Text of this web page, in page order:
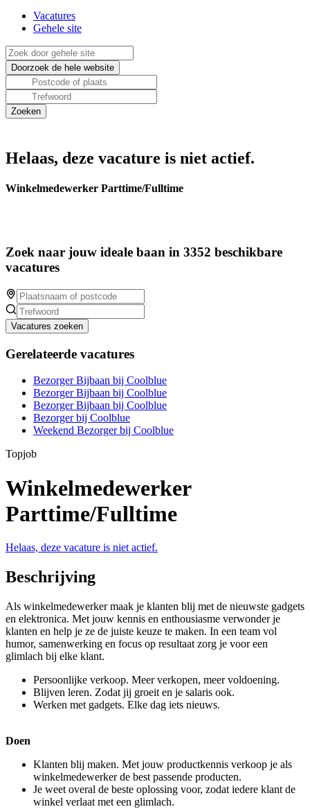
Vacatures
Gehele site
Helaas, deze vacature is niet actief.
Winkelmedewerker Parttime/Fulltime
Zoek naar jouw ideale baan in 3352 beschikbare
vacatures
Vacatures zoeken
Gerelateerde vacatures
Bezorger Bijbaan bij Coolblue
Bezorger Bijbaan bij Coolblue
Bezorger Bijbaan bij Coolblue
Bezorger bij Coolblue
Weekend Bezorger bij Coolblue
Topjob
Winkelmedewerker
Parttime/Fulltime
Helaas, deze vacature is niet actief.
Beschrijving
Als winkelmedewerker maak je klanten blij met de nieuwste gadgets
en elektronica. Met jouw kennis en enthousiasme verwonder je
klanten en help je ze de juiste keuze te maken. In een team vol
humor, samenwerking en focus op resultaat zorg je voor een
glimlach bij elke klant.
Persoonlijke verkoop. Meer verkopen, meer voldoening.
Blijven leren. Zodat jij groeit en je salaris ook.
Werken met gadgets. Elke dag iets nieuws.
Doen
Klanten blij maken. Met jouw productkennis verkoop je als
winkelmedewerker de best passende producten.
Je weet overal de beste oplossing voor, zodat iedere klant de
winkel verlaat met een glimlach.